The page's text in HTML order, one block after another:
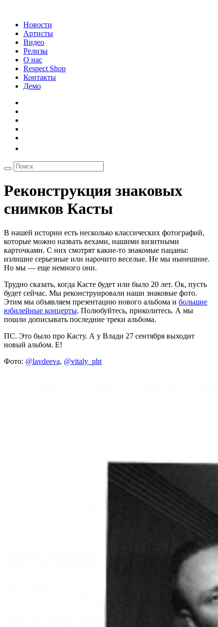
Новости
Артисты
Видео
Релизы
О нас
Respect Shop
Контакты
Демо
Реконструкция знаковых
снимков Касты
В нашей истории есть несколько классических фотографий,
которые можно назвать вехами, нашими визитными
карточками. С них смотрят какие-то знакомые пацаны:
излишне серьезные или нарочито веселые. Не мы нынешние.
Но мы — еще немного они.
Трудно сказать, когда Касте будет или было 20 лет. Ок, пусть
будет сейчас. Мы реконструировали наши знаковые фото.
Этим мы объявляем презентацию нового альбома и большие
юбилейные концерты. Полюбуйтесь, приколитесь. А мы
пошли дописывать последние треки альбома.
ПС. Это было про Касту. А у Влади 27 сентября выходит
новый альбом. Е!
Фото: @lavdeeva, @vitaly_pht